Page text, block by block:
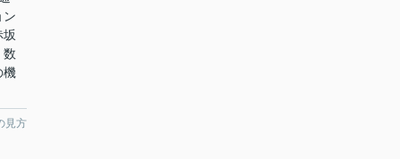
ン
坂
数
機
見方